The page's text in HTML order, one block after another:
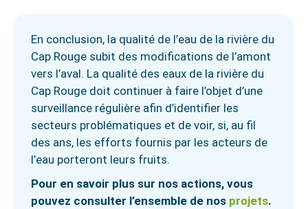
En conclusion, la qualité de l’eau de la rivière du
Cap Rouge subit des modifications de l’amont
vers l’aval. La qualité des eaux de la rivière du
Cap Rouge doit continuer à faire l’objet d’une
surveillance régulière afin d’identifier les
secteurs problématiques et de voir, si, au fil
des ans, les efforts fournis par les acteurs de
l’eau porteront leurs fruits.
Pour en savoir plus sur nos actions, vous
pouvez consulter l’ensemble de nos projets.